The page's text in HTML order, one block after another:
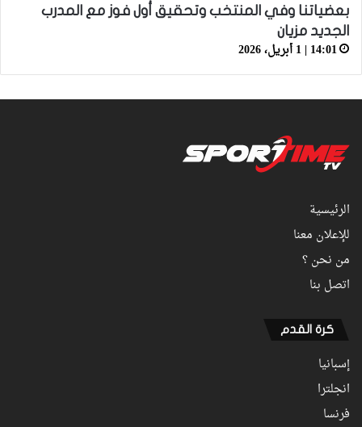
بعضياتنا وفي المنتخب وتحقيق أول فوز مع المدرب
الجديد مزيان
14:01 | 1 أبريل، 2026
الرئيسية
للإعلان معنا
من نحن ؟
اتصل بنا
كرة القدم
إسبانيا
انجلترا
فرنسا